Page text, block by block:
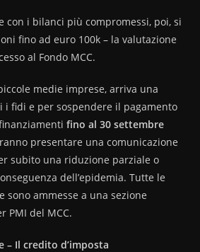
con i bilanci più compromessi, poi, si
fino ad euro 100k – la valutazione
al Fondo MCC.
medie imprese, arriva una
i fidi e per sospendere il pagamento
fino al 30 settembre
presentare una comunicazione
subito una riduzione parziale o
dell’epidemia. Tutte le
sono ammesse a una sezione
PMI del MCC.
Il credito d’imposta